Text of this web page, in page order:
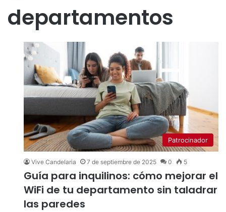
departamentos
Patrocinador
Vive Candelaria 7 de septiembre de 2025 0 5
Guía para inquilinos: cómo mejorar el
WiFi de tu departamento sin taladrar
las paredes